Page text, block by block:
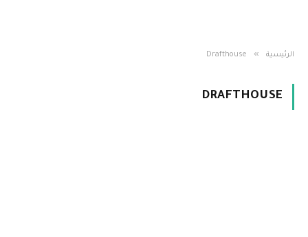
الرئيسية »
Drafthouse
DRAFTHOUSE